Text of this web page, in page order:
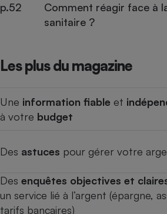
p.52
Comment réagir face à
sanitaire ?
Les plus du magazine
Une information fiable et
à votre budget
Des astuces pour gérer votre
Des enquêtes objectives et
un service lié à l’argent (épargne,
tarifs bancaires)